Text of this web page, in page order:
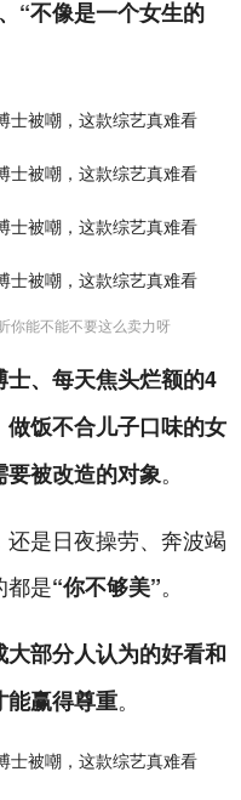
“不像是一个女生的
你能不能不要这么卖力呀
、每天焦头烂额的4
饭不合儿子口味的女
被改造的对象。
是日夜操劳、奔波竭
都是“你不够美”。
大部分人认为的好看和
能赢得尊重。